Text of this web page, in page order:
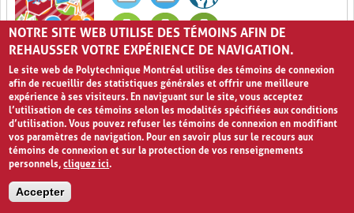
0
Classer les données
Comme le nom le suggère, lesTapis de tripermettent de trier ou
de classer des idées, des images, des mots, de l’information ou
des objets selon la catégorie à laquelle ils appartiennent. Afin de
classer ou d’organiser différents éléments en fonction de leurs
caractéristiques, les élèves choisissent la méthode de tri qui
NOTRE SITE WEB UTILISE DES TÉMOINS AFIN DE
REHAUSSER VOTRE EXPÉRIENCE DE NAVIGATION.
Le site web de Polytechnique Montréal utilise des témoins de connexion
afin de recueillir des statistiques générales et offrir une meilleure
expérience à ses visiteurs. En naviguant sur le site, vous acceptez
l’utilisation de ces témoins selon les modalités spécifiées aux conditions
d’utilisation. Vous pouvez refuser les témoins de connexion en modifiant
vos paramètres de navigation. Pour en savoir plus sur le recours aux
témoins de connexion et sur la protection de vos renseignements
personnels,cliquez ici.
Accepter